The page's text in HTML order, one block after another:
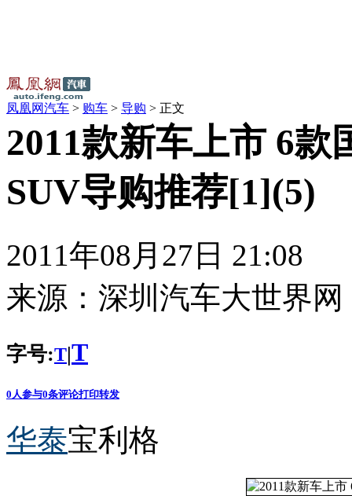
凤凰网汽车 > 购车 > 导购 > 正文
2011款新车上市 6款
SUV导购推荐[1](5)
2011年08月27日 21:08
来源： 深圳汽车大世界网
字号:T|T
0 人参与0条评论打印转发
华泰宝利格